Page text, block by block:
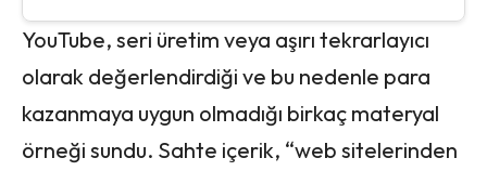
YouTube, seri üretim veya aşırı tekrarlayıcı
olarak değerlendirdiği ve bu nedenle para
kazanmaya uygun olmadığı birkaç materyal
örneği sundu. Sahte içerik, “web sitelerinden